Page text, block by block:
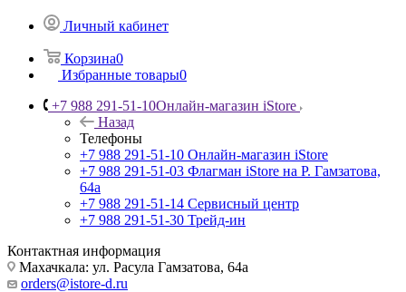
Личный кабинет
Корзина0
Избранные товары0
+7 988 291-51-10Онлайн-магазин iStore
Назад
Телефоны
+7 988 291-51-10 Онлайн-магазин iStore
+7 988 291-51-03 Флагман iStore на Р. Гамзатова,
64а
+7 988 291-51-14 Сервисный центр
+7 988 291-51-30 Трейд-ин
Контактная информация
Махачкала: ул. Расула Гамзатова, 64а
orders@istore-d.ru